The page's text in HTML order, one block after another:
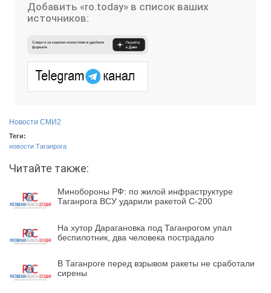
Добавить «ro.today» в список ваших
источников:
Новости СМИ2
Теги:
новости Таганрога
Читайте также:
Минобороны РФ: по жилой инфраструктуре
Таганрога ВСУ ударили ракетой С-200
На хутор Дарагановка под Таганрогом упал
беспилотник, два человека пострадало
В Таганроге перед взрывом ракеты не сработали
сирены